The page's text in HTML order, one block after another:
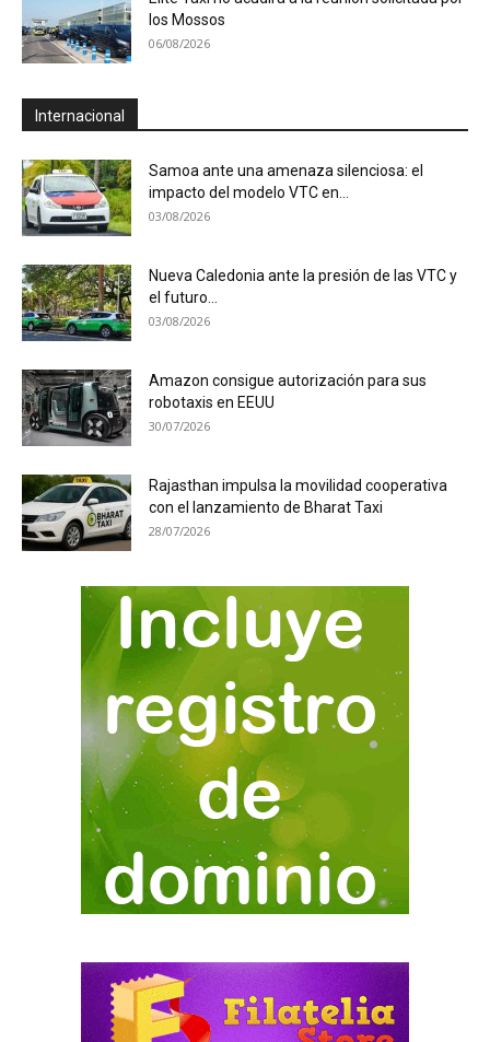
los Mossos
06/08/2026
Internacional
Samoa ante una amenaza silenciosa: el
impacto del modelo VTC en...
03/08/2026
Nueva Caledonia ante la presión de las VTC y
el futuro...
03/08/2026
Amazon consigue autorización para sus
robotaxis en EEUU
30/07/2026
Rajasthan impulsa la movilidad cooperativa
con el lanzamiento de Bharat Taxi
28/07/2026